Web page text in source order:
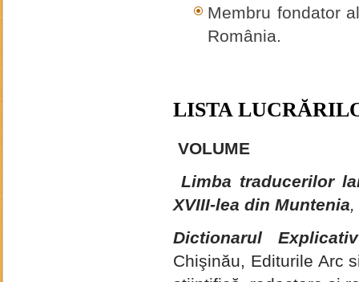
Membru fondator
România.
LISTA
VOLUME
Limba traducerilor
XVIII-lea din Muntenia,
Dictionarul
Chişinău, Editurile Arc